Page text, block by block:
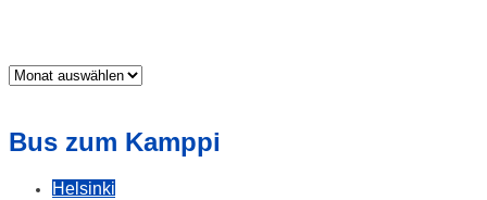
Was
Bus zum Kamppi
Helsinki